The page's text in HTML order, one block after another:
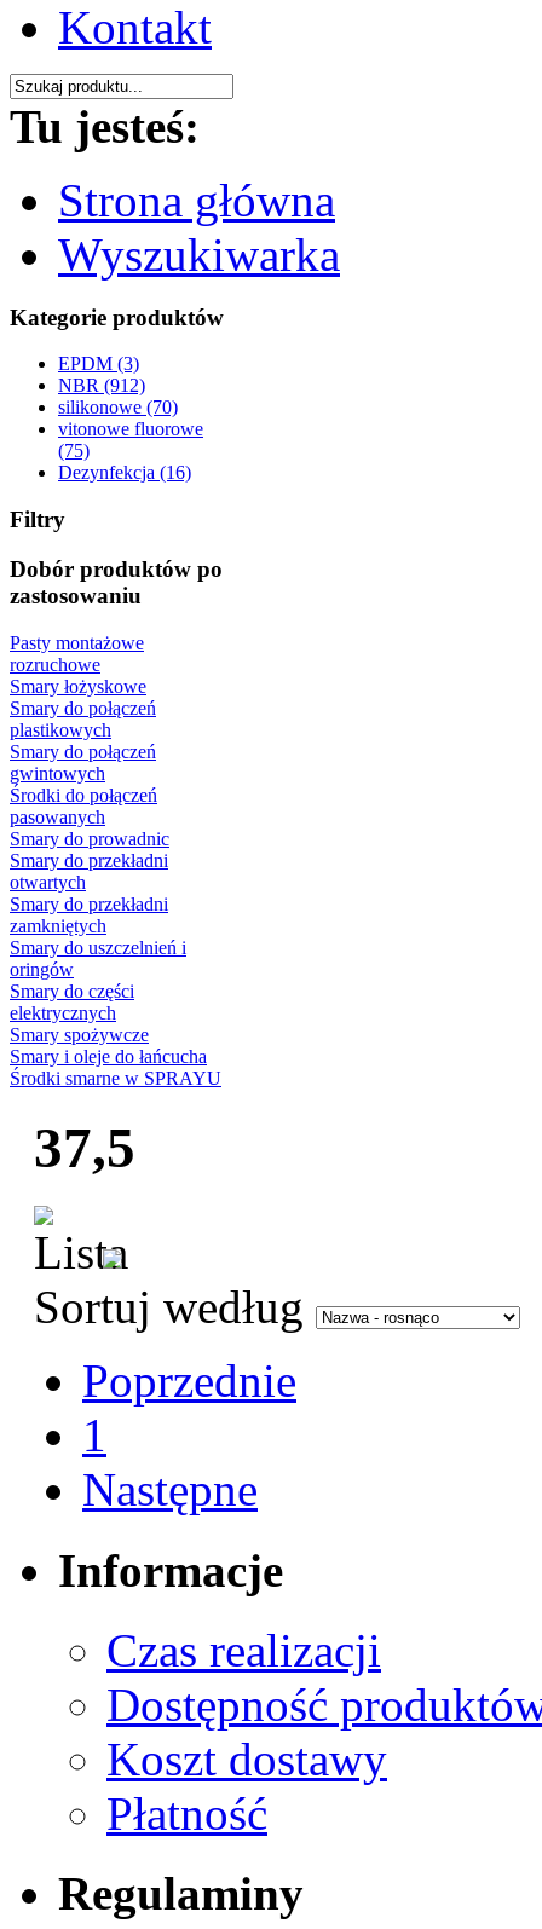
Kontakt
Tu jesteś:
Strona główna
Wyszukiwarka
Kategorie produktów
EPDM (3)
NBR (912)
silikonowe (70)
vitonowe fluorowe
(75)
Dezynfekcja (16)
Filtry
Dobór produktów po
zastosowaniu
Pasty montażowe
rozruchowe
Smary łożyskowe
Smary do połączeń
plastikowych
Smary do połączeń
gwintowych
Środki do połączeń
pasowanych
Smary do prowadnic
Smary do przekładni
otwartych
Smary do przekładni
zamkniętych
Smary do uszczelnień i
oringów
Smary do części
elektrycznych
Smary spożywcze
Smary i oleje do łańcucha
Środki smarne w SPRAYU
37,5
Sortuj według
Poprzednie
1
Następne
Informacje
Czas realizacji
Dostępność
Koszt dostawy
Płatność
Regulaminy